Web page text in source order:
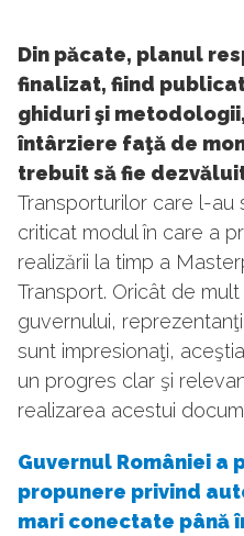
Din păcate, planul
finalizat, fiind
ghiduri şi
întârziere faţă de
trebuit să fie
Transporturilor care l-
criticat modul în care a
realizării la timp a
Transport. Oricât de
guvernului,
sunt impresionaţi,
un progres clar şi
realizarea acestui
Guvernul României a
propunere privind
mari conectate până